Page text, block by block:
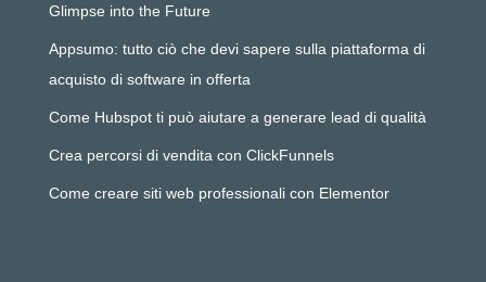
Glimpse into the Future
Appsumo: tutto ciò che devi sapere sulla piattaforma di
acquisto di software in offerta
Come Hubspot ti può aiutare a generare lead di qualità
Crea percorsi di vendita con ClickFunnels
Come creare siti web professionali con Elementor